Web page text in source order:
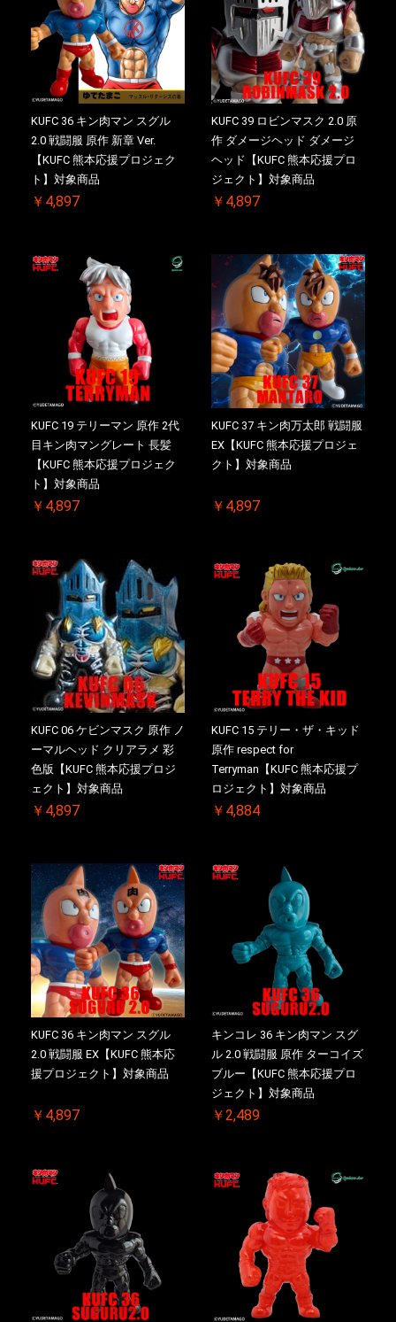
KUFC 36 キン肉マン スグル
2.0 戦闘服 原作 新章 Ver.
【KUFC 熊本応援プロジェク
ト】対象商品
￥4,897
KUFC 39 ロビンマスク 2.0 原
作 ダメージヘッド ダメージ
ヘッド【KUFC 熊本応援プロ
ジェクト】対象商品
￥4,897
KUFC 19 テリーマン 原作 2代
目キン肉マングレート 長髪
【KUFC 熊本応援プロジェク
ト】対象商品
￥4,897
KUFC 37 キン肉万太郎 戦闘服
EX【KUFC 熊本応援プロジェ
クト】対象商品
￥4,897
KUFC 06 ケビンマスク 原作 ノ
ーマルヘッド クリアラメ 彩
色版【KUFC 熊本応援プロジ
ェクト】対象商品
￥4,897
KUFC 15 テリー・ザ・キッド
原作 respect for
Terryman【KUFC 熊本応援プ
ロジェクト】対象商品
￥4,884
KUFC 36 キン肉マン スグル
2.0 戦闘服 EX【KUFC 熊本応
援プロジェクト】対象商品
￥4,897
キンコレ 36 キン肉マン スグ
ル 2.0 戦闘服 原作 ターコイズ
ブルー【KUFC 熊本応援プロ
ジェクト】対象商品
￥2,489